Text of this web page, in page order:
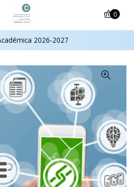
2026-2027
0